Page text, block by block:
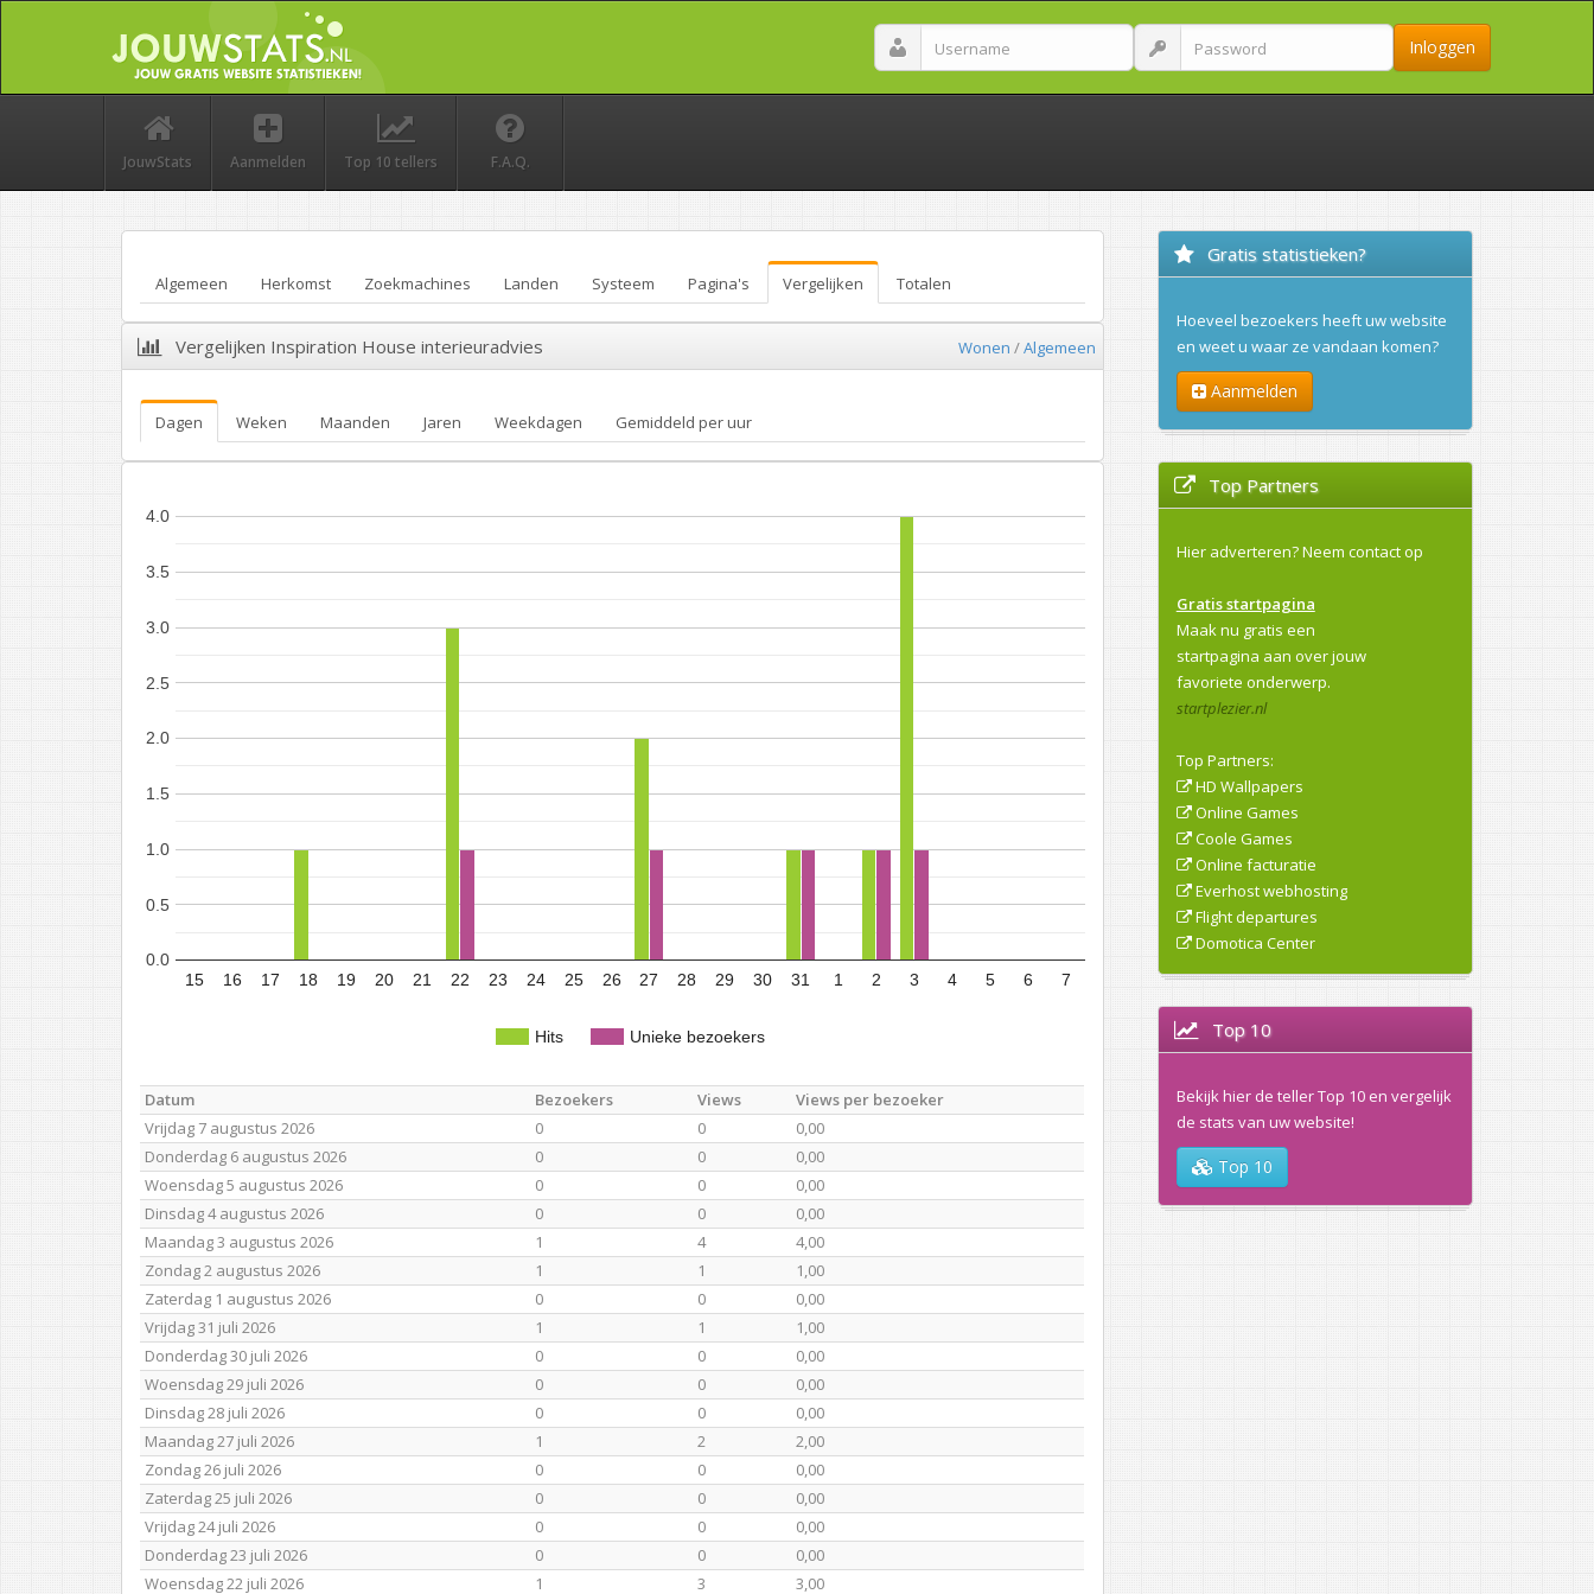
Inloggen
JouwStats Aanmelden Top 10 tellers F.A.Q.
Algemeen Herkomst Zoekmachines Landen Systeem Pagina's Vergelijken Totalen
Vergelijken Inspiration House interieuradvies Wonen /Algemeen
Dagen Weken Maanden Jaren Weekdagen Gemiddeld per uur
Hits Unieke bezoekers
15 16 17 18 19 20 21 22 23 24 25 26 27 28 29 30 31 1 2 3 4 5 6 7
0.0
0.5
1.0
1.5
2.0
2.5
3.0
3.5
4.0
Datum Bezoekers Views
Views per bezoeker
Vrijdag 7 augustus 2026
0 0
0,00
Donderdag 6 augustus 2026
0 0
0,00
Woensdag 5 augustus 2026
0 0
0,00
Dinsdag 4 augustus 2026
0 0
0,00
Maandag 3 augustus 2026
1 4
4,00
Zondag 2 augustus 2026
1 1
1,00
Zaterdag 1 augustus 2026
0 0
0,00
Vrijdag 31 juli 2026
1 1
1,00
Donderdag 30 juli 2026
0 0
0,00
Woensdag 29 juli 2026
0 0
0,00
Dinsdag 28 juli 2026
0 0
0,00
Maandag 27 juli 2026
1 2
2,00
Zondag 26 juli 2026
0 0
0,00
Zaterdag 25 juli 2026
0 0
0,00
Vrijdag 24 juli 2026
0 0
0,00
Donderdag 23 juli 2026
0 0
0,00
Woensdag 22 juli 2026
1 3 3,00
Gratis statistieken?
Hoeveel bezoekers heeft uw website
en weet u waar ze vandaan komen?
Aanmelden
Top Partners
Hier adverteren?Neem contact op
Gratis startpagina
Maak nu gratis een
startpagina aan over jouw
favoriete onderwerp.
startplezier.nl
Top Partners:
HD Wallpapers
Online Games
Coole Games
Online facturatie
Everhost webhosting
Flight departures
Domotica Center
Top 10
Bekijk hier de teller Top 10 en vergelijk
de stats van uw website!
Top 10